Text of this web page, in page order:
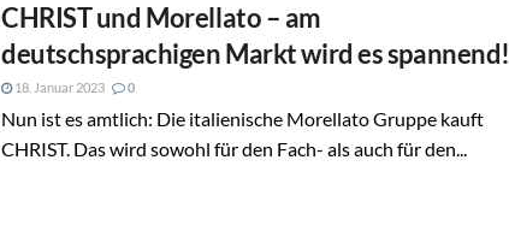
CHRIST und Morellato – am
deutschsprachigen Markt wird es spannend!
18. Januar 2023 0
Nun ist es amtlich: Die italienische Morellato Gruppe kauft
CHRIST. Das wird sowohl für den Fach- als auch für den...